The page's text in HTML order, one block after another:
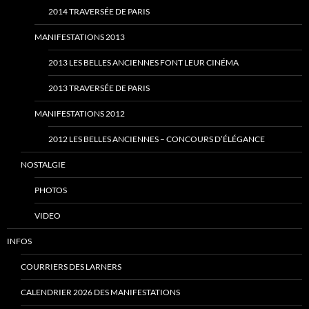
2014 TRAVERSÉE DE PARIS
MANIFESTATIONS 2013
2013 LES BELLES ANCIENNES FONT LEUR CINÉMA
2013 TRAVERSÉE DE PARIS
MANIFESTATIONS 2012
2012 LES BELLES ANCIENNES – CONCOURS D’ÉLÉGANCE
NOSTALGIE
PHOTOS
VIDEO
INFOS
COURRIERS DES LARNERS
CALENDRIER 2026 DES MANIFESTATIONS